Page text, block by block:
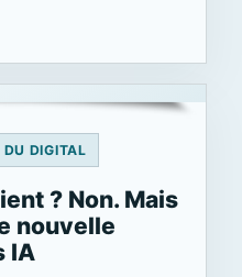
DU DIGITAL
? Non. Mais
nouvelle
IA